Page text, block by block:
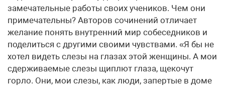
замечательные работы своих учеников. Чем они
примечательны? Авторов сочинений отличает
желание понять внутренний мир собеседников и
поделиться с другими своими чувствами. «Я бы не
хотел видеть слезы на глазах этой женщины. А мои
сдерживаемые слезы щиплют глаза, щекочут
горло. Они, мои слезы, как люди, запертые в доме